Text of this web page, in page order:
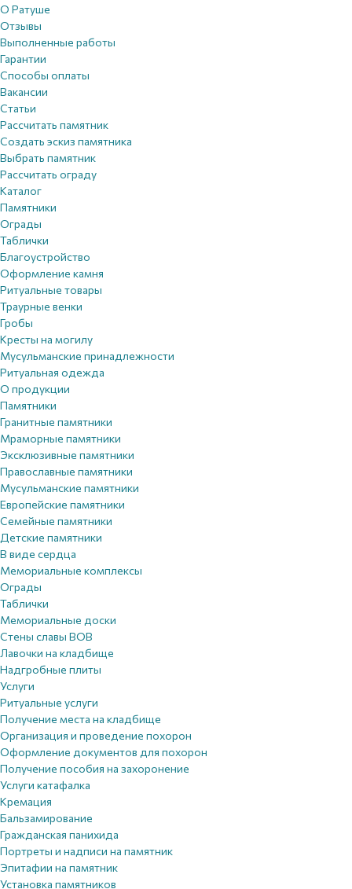
О Ратуше
Отзывы
Выполненные работы
Гарантии
Способы оплаты
Вакансии
Статьи
Рассчитать памятник
Создать эскиз памятника
Выбрать памятник
Рассчитать ограду
Каталог
Памятники
Ограды
Таблички
Благоустройствo
Оформление камня
Ритуальные товары
Траурные венки
Гробы
Кресты на могилу
Мусульманские принадлежности
Ритуальная одежда
О продукции
Памятники
Гранитные памятники
Мраморные памятники
Эксклюзивные памятники
Православные памятники
Мусульманские памятники
Европейские памятники
Семейные памятники
Детские памятники
В виде сердца
Мемориальные комплексы
Ограды
Таблички
Мемориальные доски
Стены славы ВОВ
Лавочки на кладбище
Надгробные плиты
Услуги
Ритуальные услуги
Получение места на кладбище
Организация и проведение похорон
Оформление документов для похорон
Получение пособия на захоронение
Услуги катафалка
Кремация
Бальзамирование
Гражданская панихида
Портреты и надписи на памятник
Эпитафии на памятник
Установка памятников